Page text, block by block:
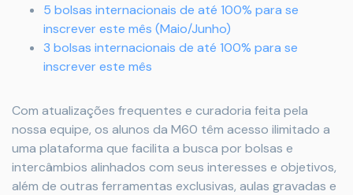
5 bolsas internacionais de até 100% para se
inscrever este mês (Maio/Junho)
3 bolsas internacionais de até 100% para se
inscrever este mês
Com atualizações frequentes e curadoria feita pela
nossa equipe, os alunos da M60 têm acesso ilimitado a
uma plataforma que facilita a busca por bolsas e
intercâmbios alinhados com seus interesses e objetivos,
além de outras ferramentas exclusivas, aulas gravadas e